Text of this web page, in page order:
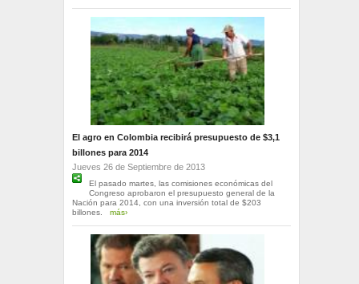
El agro en Colombia recibirá presupuesto de $3,1
billones para 2014
Jueves 26 de Septiembre de 2013
El pasado martes, las comisiones económicas del
Congreso aprobaron el presupuesto general de la
Nación para 2014, con una inversión total de $203
billones. más›